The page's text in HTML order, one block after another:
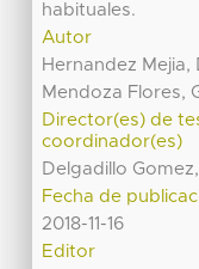
habituales.
Autor
Hernandez Mejia,
Mendoza Flores,
Director(es) de
coordinador(es)
Delgadillo
Fecha de
2018-11-16
Editor